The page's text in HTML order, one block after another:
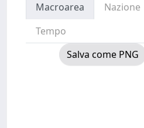
Macroarea Nazione
Tempo
Salva come PNG